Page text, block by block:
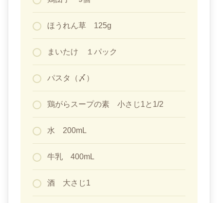
ほうれん草 125g
まいたけ １パック
パスタ（〆）
鶏がらスープの素 小さじ1と1/2
水 200mL
牛乳 400mL
酒 大さじ1